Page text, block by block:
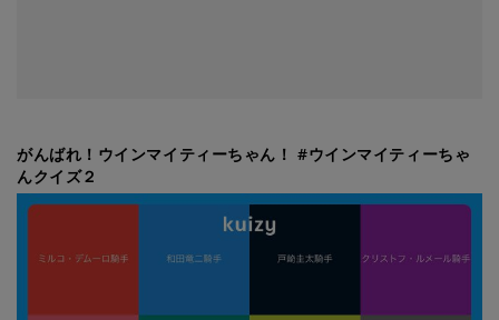
がんばれ！ウインマイティーちゃん！ #ウインマイティーちゃ
んクイズ２